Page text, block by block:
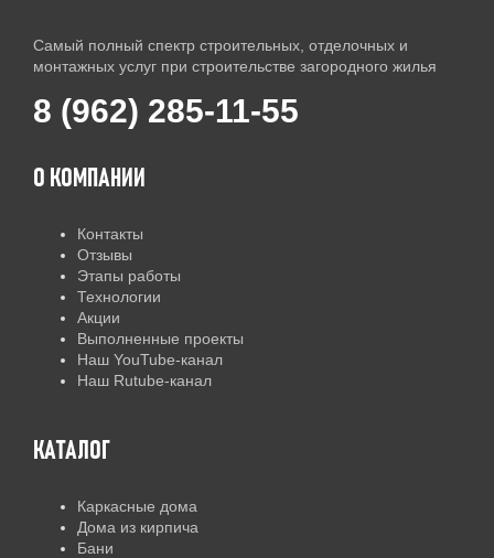
Самый полный спектр строительных, отделочных и
монтажных услуг при строительстве загородного жилья
8 (962) 285-11-55
О КОМПАНИИ
Контакты
Отзывы
Этапы работы
Технологии
Акции
Выполненные проекты
Наш YouTube-канал
Наш Rutube-канал
КАТАЛОГ
Каркасные дома
Дома из кирпича
Бани